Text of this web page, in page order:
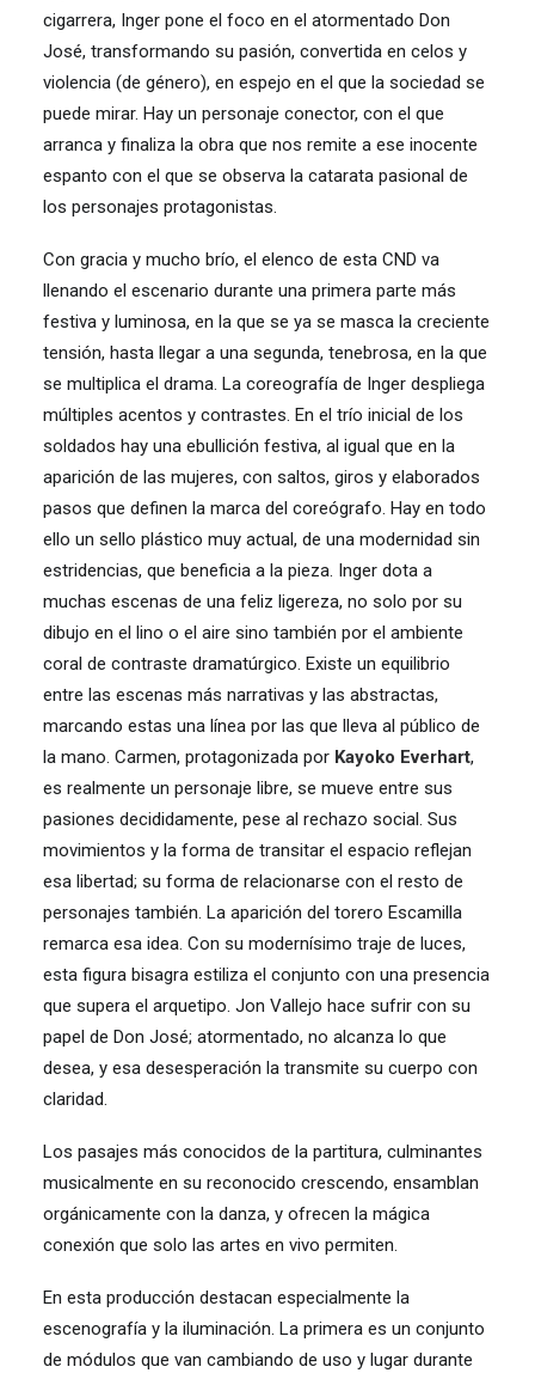
cigarrera, Inger pone el foco en el atormentado Don
José, transformando su pasión, convertida en celos y
violencia (de género), en espejo en el que la sociedad se
puede mirar. Hay un personaje conector, con el que
arranca y finaliza la obra que nos remite a ese inocente
espanto con el que se observa la catarata pasional de
los personajes protagonistas.
Con gracia y mucho brío, el elenco de esta CND va
llenando el escenario durante una primera parte más
festiva y luminosa, en la que se ya se masca la creciente
tensión, hasta llegar a una segunda, tenebrosa, en la que
se multiplica el drama. La coreografía de Inger despliega
múltiples acentos y contrastes. En el trío inicial de los
soldados hay una ebullición festiva, al igual que en la
aparición de las mujeres, con saltos, giros y elaborados
pasos que definen la marca del coreógrafo. Hay en todo
ello un sello plástico muy actual, de una modernidad sin
estridencias, que beneficia a la pieza. Inger dota a
muchas escenas de una feliz ligereza, no solo por su
dibujo en el lino o el aire sino también por el ambiente
coral de contraste dramatúrgico. Existe un equilibrio
entre las escenas más narrativas y las abstractas,
marcando estas una línea por las que lleva al público de
la mano. Carmen, protagonizada por Kayoko Everhart,
es realmente un personaje libre, se mueve entre sus
pasiones decididamente, pese al rechazo social. Sus
movimientos y la forma de transitar el espacio reflejan
esa libertad; su forma de relacionarse con el resto de
personajes también. La aparición del torero Escamilla
remarca esa idea. Con su modernísimo traje de luces,
esta figura bisagra estiliza el conjunto con una presencia
que supera el arquetipo. Jon Vallejo hace sufrir con su
papel de Don José; atormentado, no alcanza lo que
desea, y esa desesperación la transmite su cuerpo con
claridad.
Los pasajes más conocidos de la partitura, culminantes
musicalmente en su reconocido crescendo, ensamblan
orgánicamente con la danza, y ofrecen la mágica
conexión que solo las artes en vivo permiten.
En esta producción destacan especialmente la
escenografía y la iluminación. La primera es un conjunto
de módulos que van cambiando de uso y lugar durante